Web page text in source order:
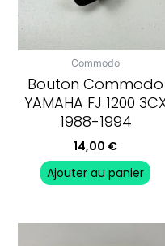
Commodo
Bouton Commodo
YAMAHA FJ 1200
1988-1994
14,00 €
Ajouter au panier